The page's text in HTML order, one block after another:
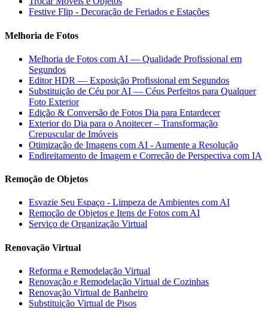
Festive Flip - Decoração de Feriados e Estações
Melhoria de Fotos
Melhoria de Fotos com AI — Qualidade Profissional em
Segundos
Editor HDR — Exposição Profissional em Segundos
Substituição de Céu por AI — Céus Perfeitos para Qualquer
Foto Exterior
Edição & Conversão de Fotos Dia para Entardecer
Exterior do Dia para o Anoitecer – Transformação
Crepuscular de Imóveis
Otimização de Imagens com AI - Aumente a Resolução
Endireitamento de Imagem e Correção de Perspectiva com IA
Remoção de Objetos
Esvazie Seu Espaço - Limpeza de Ambientes com AI
Remoção de Objetos e Itens de Fotos com AI
Serviço de Organização Virtual
Renovação Virtual
Reforma e Remodelação Virtual
Renovação e Remodelação Virtual de Cozinhas
Renovação Virtual de Banheiro
Substituição Virtual de Pisos